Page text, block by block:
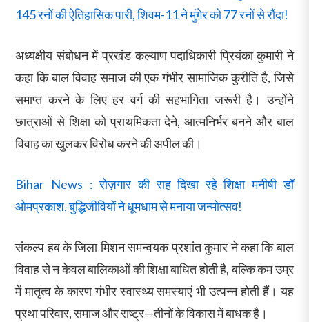
145 रनों की ऐतिहासिक पारी, शिवम-11 ने मुंगेर को 77 रनों से रौंदा!
अध्यक्षीय संबोधन में प्रखंड कल्याण पदाधिकारी प्रियंका कुमारी ने
कहा कि बाल विवाह समाज की एक गंभीर सामाजिक कुरीति है, जिसे
समाप्त करने के लिए हर वर्ग की सहभागिता जरूरी है। उन्होंने
छात्राओं से शिक्षा को प्राथमिकता देने, आत्मनिर्भर बनने और बाल
विवाह का खुलकर विरोध करने की अपील की।
Bihar News : रोज़गार की राह दिखा रहे शिक्षा मनीषी डॉ
ओमप्रकाश, बुद्धिजीवियों ने धूमधाम से मनाया जन्मोत्सव!
संकल्प हब के जिला मिशन समन्वयक प्रशांत कुमार ने कहा कि बाल
विवाह से न केवल बालिकाओं की शिक्षा बाधित होती है, बल्कि कम उम्र
में मातृत्व के कारण गंभीर स्वास्थ्य समस्याएं भी उत्पन्न होती हैं। यह
प्रथा परिवार, समाज और राष्ट्र—तीनों के विकास में बाधक है।